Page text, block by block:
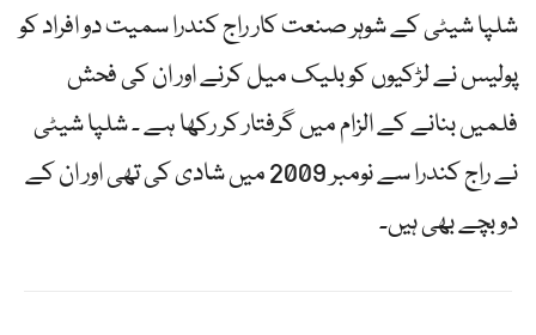
شلپا شیٹی کے شوہر صنعت کار راج کندرا سمیت دو افراد کو
پولیس نے لڑکیوں کو بلیک میل کرنے اور ان کی فحش
فلمیں بنانے کے الزام میں گرفتار کر رکھا ہے ۔ شلپا شیٹی
نے راج کندرا سے نومبر 2009 میں شادی کی تھی اور ان کے
دو بچے بھی ہیں۔